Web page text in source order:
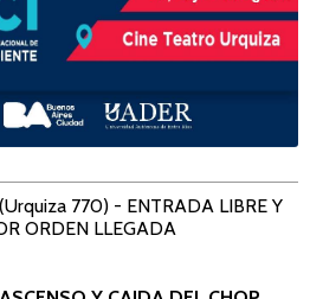
770) - ENTRADA LIBRE Y
ORDEN LLEGADA